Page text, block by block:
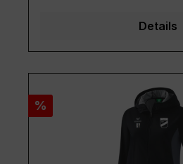
Details
Rabatt
%